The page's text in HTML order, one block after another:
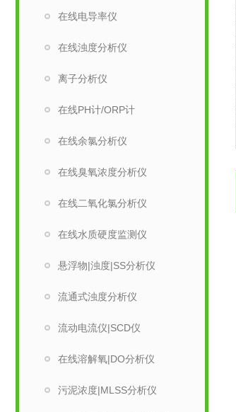
在线电导率仪
在线浊度分析仪
离子分析仪
在线PH计/ORP计
在线余氯分析仪
在线臭氧浓度分析仪
在线二氧化氯分析仪
在线水质硬度监测仪
悬浮物|浊度|SS分析仪
流通式浊度分析仪
流动电流仪|SCD仪
在线溶解氧|DO分析仪
污泥浓度|MLSS分析仪